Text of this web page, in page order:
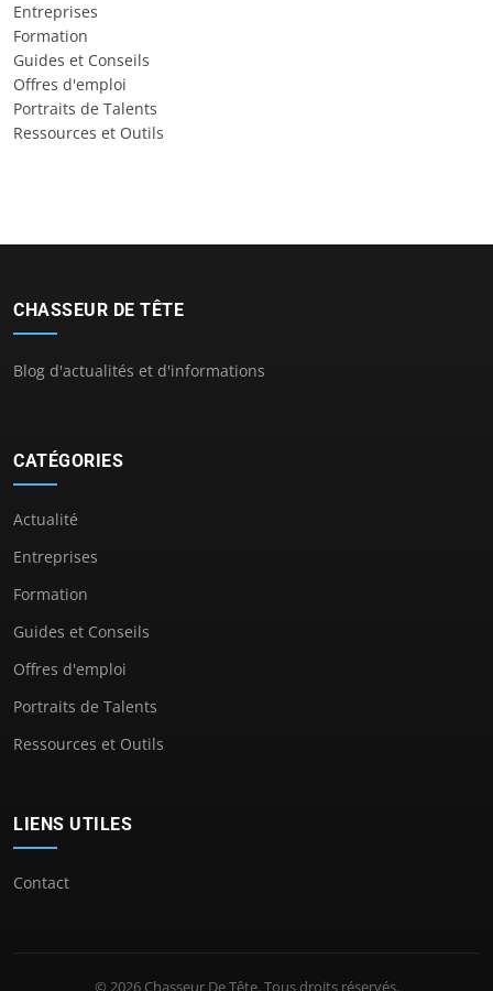
Entreprises
Formation
Guides et Conseils
Offres d'emploi
Portraits de Talents
Ressources et Outils
CHASSEUR DE TÊTE
Blog d'actualités et d'informations
CATÉGORIES
Actualité
Entreprises
Formation
Guides et Conseils
Offres d'emploi
Portraits de Talents
Ressources et Outils
LIENS UTILES
Contact
© 2026 Chasseur De Tête. Tous droits réservés.